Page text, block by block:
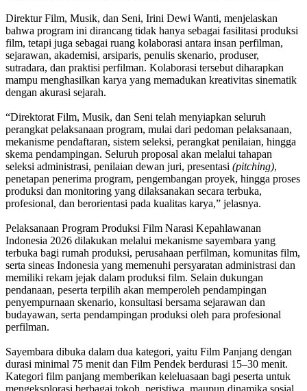
Direktur Film, Musik, dan Seni, Irini Dewi Wanti, menjelaskan
bahwa program ini dirancang tidak hanya sebagai fasilitasi produksi
film, tetapi juga sebagai ruang kolaborasi antara insan perfilman,
sejarawan, akademisi, arsiparis, penulis skenario, produser,
sutradara, dan praktisi perfilman. Kolaborasi tersebut diharapkan
mampu menghasilkan karya yang memadukan kreativitas sinematik
dengan akurasi sejarah.
“Direktorat Film, Musik, dan Seni telah menyiapkan seluruh
perangkat pelaksanaan program, mulai dari pedoman pelaksanaan,
mekanisme pendaftaran, sistem seleksi, perangkat penilaian, hingga
skema pendampingan. Seluruh proposal akan melalui tahapan
seleksi administrasi, penilaian dewan juri, presentasi (pitching),
penetapan penerima program, pengembangan proyek, hingga proses
produksi dan monitoring yang dilaksanakan secara terbuka,
profesional, dan berorientasi pada kualitas karya,” jelasnya.
Pelaksanaan Program Produksi Film Narasi Kepahlawanan
Indonesia 2026 dilakukan melalui mekanisme sayembara yang
terbuka bagi rumah produksi, perusahaan perfilman, komunitas film,
serta sineas Indonesia yang memenuhi persyaratan administrasi dan
memiliki rekam jejak dalam produksi film. Selain dukungan
pendanaan, peserta terpilih akan memperoleh pendampingan
penyempurnaan skenario, konsultasi bersama sejarawan dan
budayawan, serta pendampingan produksi oleh para profesional
perfilman.
Sayembara dibuka dalam dua kategori, yaitu Film Panjang dengan
durasi minimal 75 menit dan Film Pendek berdurasi 15–30 menit.
Kategori film panjang memberikan keleluasaan bagi peserta untuk
mengeksplorasi berbagai tokoh, peristiwa, maupun dinamika sosial